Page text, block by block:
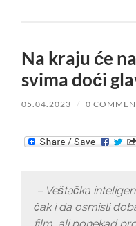
Na kraju će
svima doći
05.04.2023 / 0
– Veštačka
čak i da osmisli